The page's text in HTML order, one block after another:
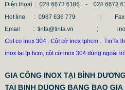
Điện thoại : 028 6673 6186 - 028 6673
Hot line
: 0987 636 779 | Fax
Email
: tinta@tinta.vn ;
Cot co inox 304 . Cột cờ inox tphcm . TinTa
inox tại tp hcm, cột cờ inox 304 dùng ngoài
GIA CÔNG INOX TẠI BÌNH
TAI BINH DUONG BANG BAO